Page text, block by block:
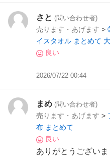
さと (問い合わせ者)
売ります・あげます >
イスタオル まとめて
良い
2026/07/22 00:44
まめ (問い合わせ者)
売ります・あげます >
布 まとめて
良い
ありがとうござい